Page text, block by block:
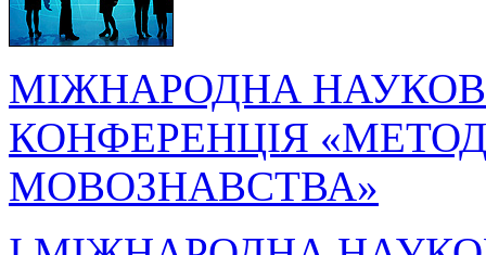
МІЖНАРОДНА
КОНФЕРЕНЦІЯ
МОВОЗНАВСТВА»